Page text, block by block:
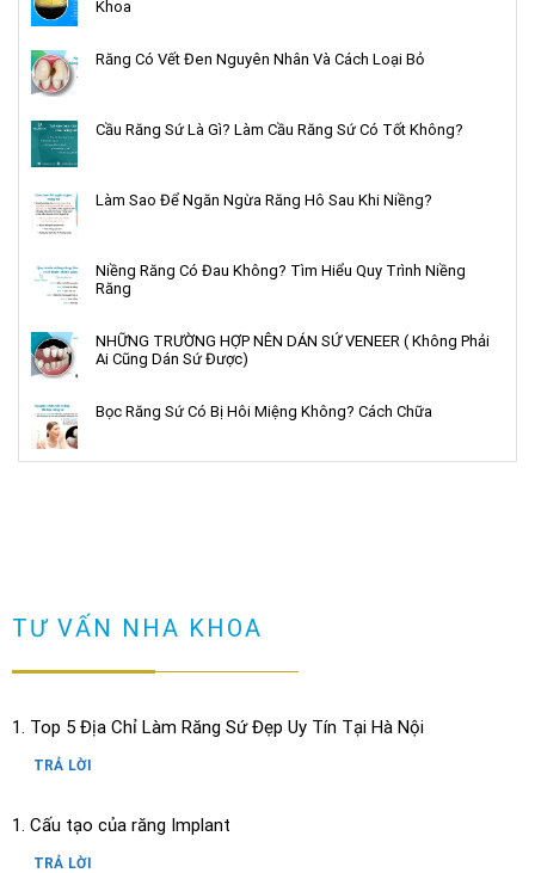
Khoa
Răng Có Vết Đen Nguyên Nhân Và Cách Loại Bỏ
Cầu Răng Sứ Là Gì? Làm Cầu Răng Sứ Có Tốt Không?
Làm Sao Để Ngăn Ngừa Răng Hô Sau Khi Niềng?
Niềng Răng Có Đau Không? Tìm Hiểu Quy Trình Niềng
Răng
NHỮNG TRƯỜNG HỢP NÊN DÁN SỨ VENEER ( Không Phải
Ai Cũng Dán Sứ Được)
Bọc Răng Sứ Có Bị Hôi Miệng Không? Cách Chữa
TƯ VẤN NHA KHOA
Top 5 Địa Chỉ Làm Răng Sứ Đẹp Uy Tín Tại Hà Nội
TRẢ LỜI
Cấu tạo của răng Implant
TRẢ LỜI